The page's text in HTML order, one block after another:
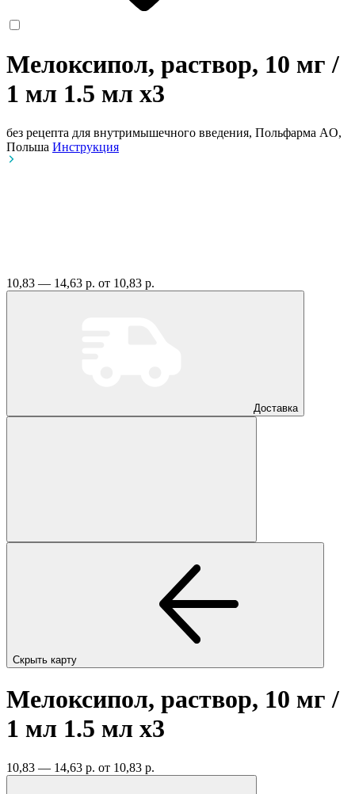
Мелоксипол, раствор, 10 мг /
1 мл 1.5 мл x3
без рецепта для внутримышечного введения, Польфарма AO,
Польша Инструкция
10,83 — 14,63 р. от 10,83 р.
Доставка
Скрыть карту
Мелоксипол, раствор, 10 мг /
1 мл 1.5 мл x3
10,83 — 14,63 р. от 10,83 р.